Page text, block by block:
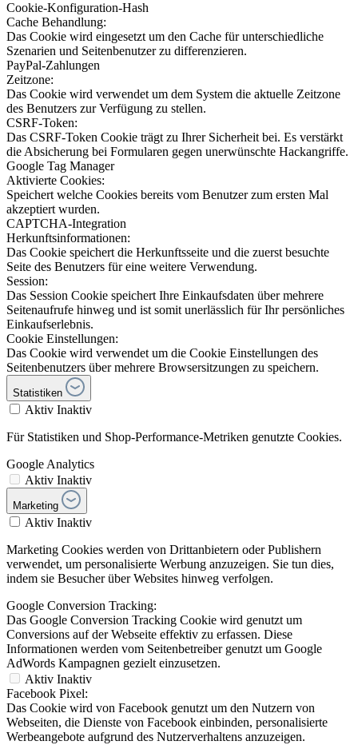
Cookie-Konfiguration-Hash
Cache Behandlung:
Das Cookie wird eingesetzt um den Cache für unterschiedliche
Szenarien und Seitenbenutzer zu differenzieren.
PayPal-Zahlungen
Zeitzone:
Das Cookie wird verwendet um dem System die aktuelle Zeitzone
des Benutzers zur Verfügung zu stellen.
CSRF-Token:
Das CSRF-Token Cookie trägt zu Ihrer Sicherheit bei. Es verstärkt
die Absicherung bei Formularen gegen unerwünschte Hackangriffe.
Google Tag Manager
Aktivierte Cookies:
Speichert welche Cookies bereits vom Benutzer zum ersten Mal
akzeptiert wurden.
CAPTCHA-Integration
Herkunftsinformationen:
Das Cookie speichert die Herkunftsseite und die zuerst besuchte
Seite des Benutzers für eine weitere Verwendung.
Session:
Das Session Cookie speichert Ihre Einkaufsdaten über mehrere
Seitenaufrufe hinweg und ist somit unerlässlich für Ihr persönliches
Einkaufserlebnis.
Cookie Einstellungen:
Das Cookie wird verwendet um die Cookie Einstellungen des
Seitenbenutzers über mehrere Browsersitzungen zu speichern.
Statistiken
Aktiv Inaktiv
Für Statistiken und Shop-Performance-Metriken genutzte Cookies.
Google Analytics
Aktiv Inaktiv
Marketing
Aktiv Inaktiv
Marketing Cookies werden von Drittanbietern oder Publishern
verwendet, um personalisierte Werbung anzuzeigen. Sie tun dies,
indem sie Besucher über Websites hinweg verfolgen.
Google Conversion Tracking:
Das Google Conversion Tracking Cookie wird genutzt um
Conversions auf der Webseite effektiv zu erfassen. Diese
Informationen werden vom Seitenbetreiber genutzt um Google
AdWords Kampagnen gezielt einzusetzen.
Aktiv Inaktiv
Facebook Pixel:
Das Cookie wird von Facebook genutzt um den Nutzern von
Webseiten, die Dienste von Facebook einbinden, personalisierte
Werbeangebote aufgrund des Nutzerverhaltens anzuzeigen.